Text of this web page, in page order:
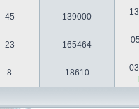
45 139000
23 165464
8 18610